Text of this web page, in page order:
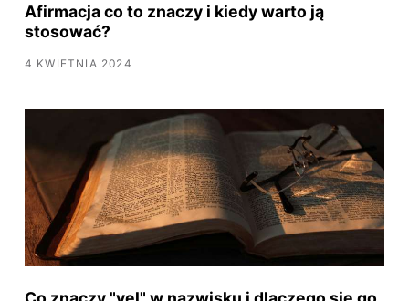
Afirmacja co to znaczy i kiedy warto ją
stosować?
4 KWIETNIA 2024